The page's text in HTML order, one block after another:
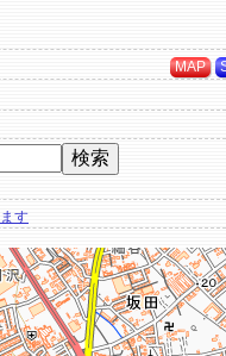
MAP
す